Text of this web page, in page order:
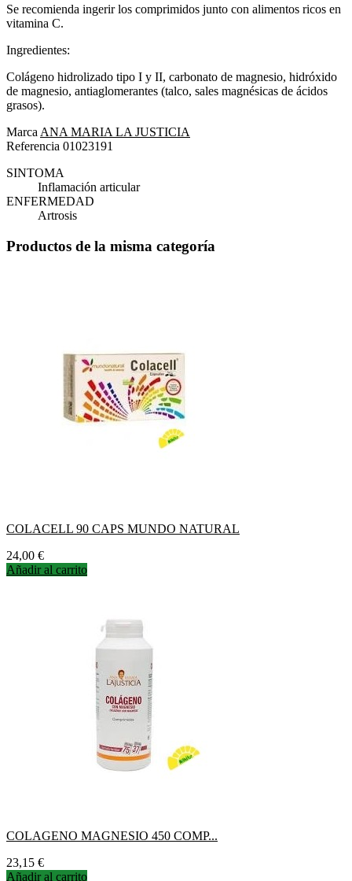
Se recomienda ingerir los comprimidos junto con alimentos ricos en
vitamina C.
Ingredientes:
Colágeno hidrolizado tipo I y II, carbonato de magnesio, hidróxido
de magnesio, antiaglomerantes (talco, sales magnésicas de ácidos
grasos).
Marca ANA MARIA LA JUSTICIA
Referencia 01023191
SINTOMA
Inflamación articular
ENFERMEDAD
Artrosis
Productos de la misma categoría
COLACELL 90 CAPS MUNDO NATURAL
Precio
24,00 €
Añadir al carrito
COLAGENO MAGNESIO 450 COMP...
Precio
23,15 €
Añadir al carrito